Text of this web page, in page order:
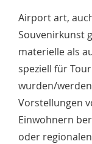
Airport art,
Souvenirkunst
materielle als
speziell für
wurden/
Vorstellungen
Einwohnern
oder